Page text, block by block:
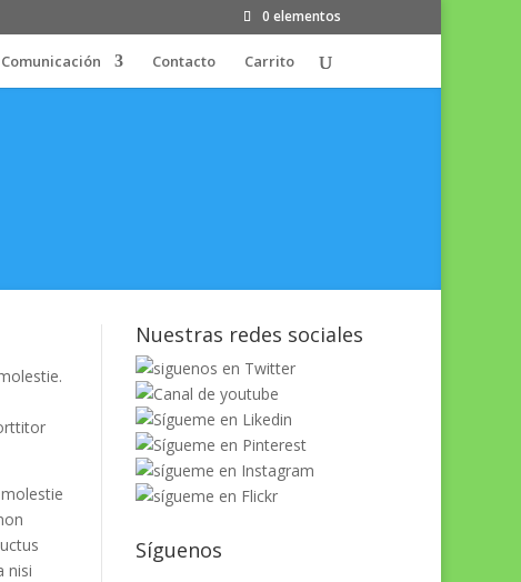
0 elementos
Comunicación Contacto Carrito
nisi
Nuestras redes sociales
Síguenos